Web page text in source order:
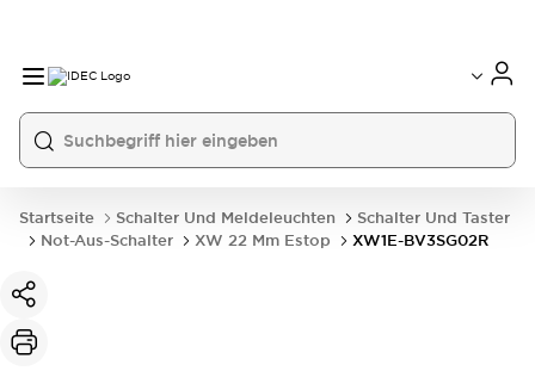
Startseite Schalter Und Meldeleuchten
Schalter Und Taster
Not-Aus-Schalter
XW 22 Mm Estop XW1E-BV3SG02R